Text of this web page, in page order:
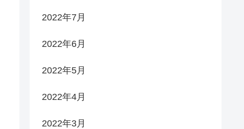
2022年7月
2022年6月
2022年5月
2022年4月
2022年3月